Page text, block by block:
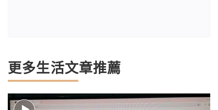
更多生活文章推薦